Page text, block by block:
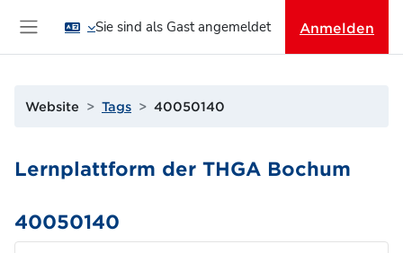
Sie sind als Gast angemeldet Anmelden
Website Tags 40050140
Lernplattform der THGA Bochum
40050140